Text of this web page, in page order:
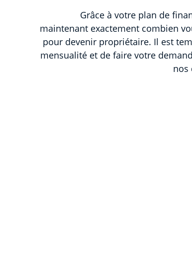
Grâce à votre plan de
maintenant exactement combien
pour devenir propriétaire. Il est
mensualité et de faire votre
nos